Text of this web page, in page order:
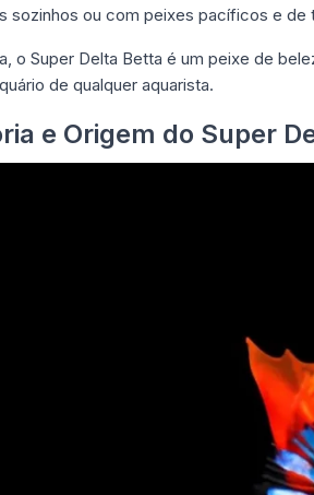
sozinhos ou com peixes pacíficos e de
o Super Delta Betta é um peixe de
de qualquer aquarista.
e Origem do Super